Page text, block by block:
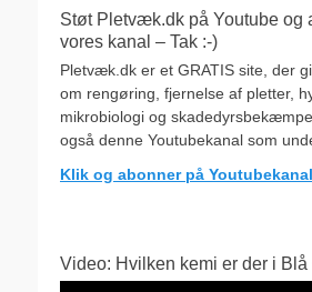
Støt Pletvæk.dk på Youtube og
vores kanal – Tak :-)
Pletvæk.dk er et GRATIS site, der
om rengøring, fjernelse af pletter,
mikrobiologi og
også denne Youtubekanal som
Klik og abonner på
Video: Hvilken kemi er der i